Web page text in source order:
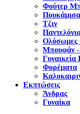
Φούτερ
Πουκάμισα
Τζιν
Ολόσωμες
Μπουφάν -
Φορέματα
Εκπτώσεις
Άνδρας
Γυναίκα